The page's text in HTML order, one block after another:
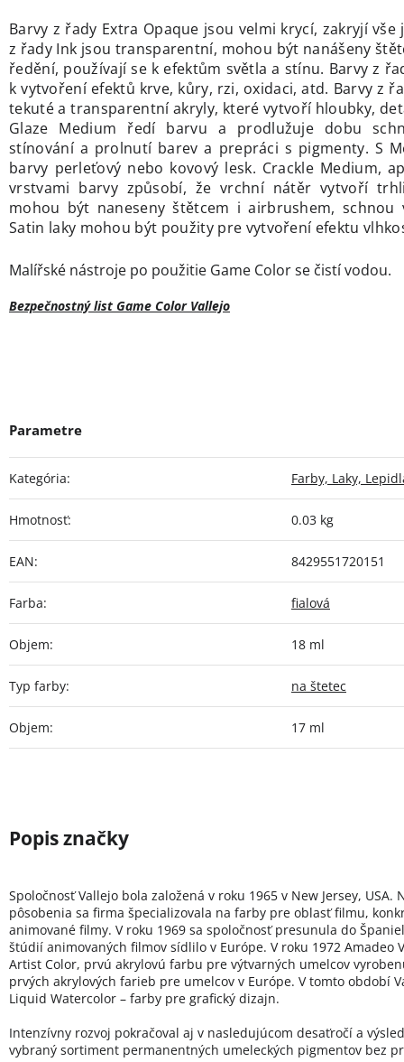
Barvy z řady Extra Opaque jsou velmi krycí, zakryjí
z řady Ink jsou transparentní, mohou být nanášeny
ředění, používají se k efektům světla a stínu. Barvy z
k vytvoření efektů krve, kůry, rzi, oxidaci, atd. Barvy z
tekuté a transparentní akryly, které vytvoří hloubky,
Glaze Medium ředí barvu a prodlužuje dobu
stínování a prolnutí barev a prepráci s pigmenty. S
barvy perleťový nebo kovový lesk. Crackle Medium,
vrstvami barvy způsobí, že vrchní nátěr vytvoří
mohou být naneseny štětcem i airbrushem, schnou
Satin laky mohou být použity pre vytvoření efektu
Malířské nástroje po použitie Game Color se čistí vodou.
Bezpečnostný list Game Color Vallejo
Kategória: Farby, Laky,
Hmotnosť: 0.03 kg
EAN: 8429551720151
Farba: fialová
Objem: 18 ml
Typ farby: na štetec
Objem: 17 ml
Spoločnosť Vallejo bola založená v roku 1965 v New Jersey, USA.
pôsobenia sa firma špecializovala na farby pre oblasť filmu,
animované filmy. V roku 1969 sa spoločnosť presunula do
štúdií animovaných filmov sídlilo v Európe. V roku 1972 Amadeo
Artist Color, prvú akrylovú farbu pre výtvarných umelcov
prvých akrylových farieb pre umelcov v Európe. V tomto období
Liquid Watercolor – farby pre grafický dizajn.
Intenzívny rozvoj pokračoval aj v nasledujúcom desaťročí a
vybraný sortiment permanentných umeleckých pigmentov bez